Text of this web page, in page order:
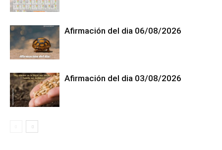
Afirmación del dia 06/08/2026
Afirmación del dia 03/08/2026